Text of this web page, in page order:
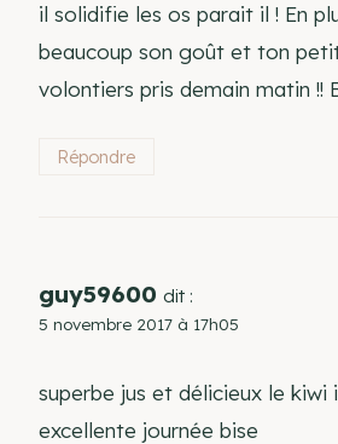
il solidifie les os parait il ! En
beaucoup son goût et ton petit
volontiers pris demain matin !!
Répondre
guy59600 dit :
5 novembre 2017 à 17h05
superbe jus et délicieux le kiwi
excellente journée bise